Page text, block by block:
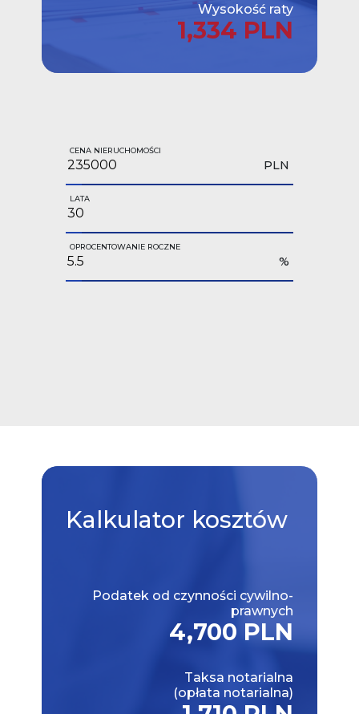
Wysokość raty
1,334 PLN
CENA NIERUCHOMOŚCI
PLN
LATA
OPROCENTOWANIE ROCZNE
%
Kalkulator kosztów
Podatek od czynności cywilno-
prawnych
4,700 PLN
Taksa notarialna
(opłata notarialna)